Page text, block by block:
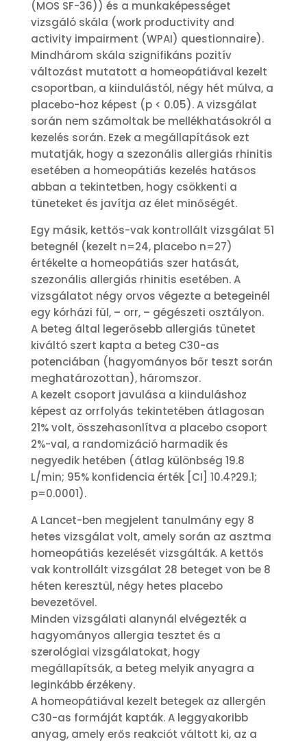
(MOS SF-36)) és a munkaképességet
vizsgáló skála (work productivity and
activity impairment (WPAI) questionnaire).
Mindhárom skála szignifikáns pozitív
változást mutatott a homeopátiával kezelt
csoportban, a kiindulástól, négy hét múlva, a
placebo-hoz képest (p < 0.05). A vizsgálat
során nem számoltak be mellékhatásokról a
kezelés során. Ezek a megállapítások ezt
mutatják, hogy a szezonális allergiás rhinitis
esetében a homeopátiás kezelés hatásos
abban a tekintetben, hogy csökkenti a
tüneteket és javítja az élet minőségét.
Egy másik, kettős-vak kontrollált vizsgálat 51
betegnél (kezelt n=24, placebo n=27)
értékelte a homeopátiás szer hatását,
szezonális allergiás rhinitis esetében. A
vizsgálatot négy orvos végezte a betegeinél
egy kórházi fül, – orr, – gégészeti osztályon.
A beteg által legerősebb allergiás tünetet
kiváltó szert kapta a beteg C30-as
potenciában (hagyományos bőr teszt során
meghatározottan), háromszor.
A kezelt csoport javulása a kiinduláshoz
képest az orrfolyás tekintetében átlagosan
21% volt, összehasonlítva a placebo csoport
2%-val, a randomizáció harmadik és
negyedik hetében (átlag különbség 19.8
L/min; 95% konfidencia érték [CI] 10.4?29.1;
p=0.0001).
A Lancet-ben megjelent tanulmány egy 8
hetes vizsgálat volt, amely során az asztma
homeopátiás kezelését vizsgálták. A kettős
vak kontrollált vizsgálat 28 beteget von be 8
héten keresztül, négy hetes placebo
bevezetővel.
Minden vizsgálati alanynál elvégezték a
hagyományos allergia tesztet és a
szerológiai vizsgálatokat, hogy
megállapítsák, a beteg melyik anyagra a
leginkább érzékeny.
A homeopátiával kezelt betegek az allergén
C30-as formáját kapták. A leggyakoribb
anyag, amely erős reakciót váltott ki, az a